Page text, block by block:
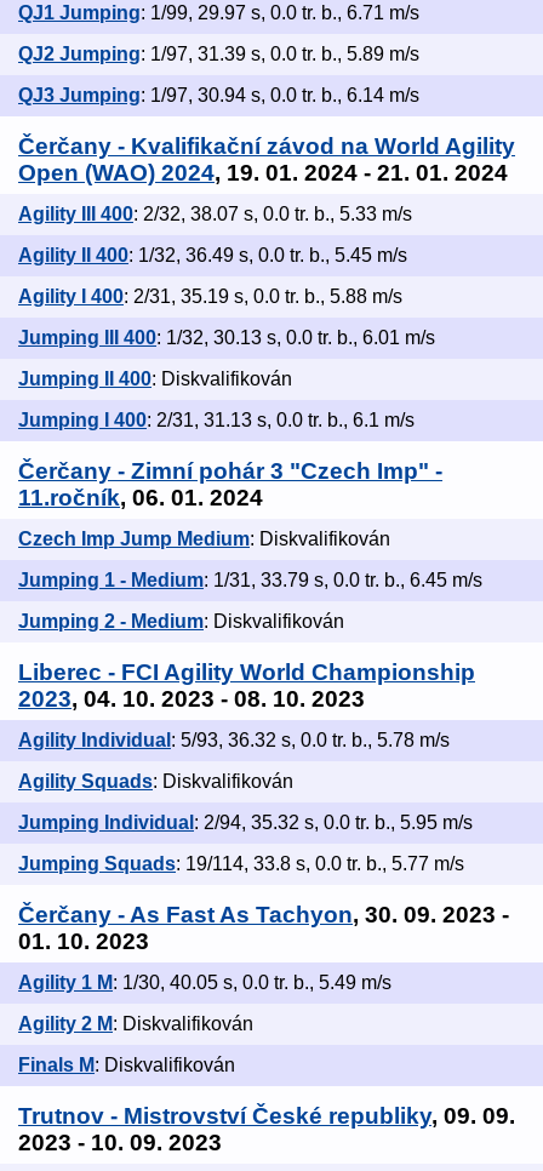
QJ1 Jumping: 1/99, 29.97 s, 0.0 tr. b., 6.71 m/s
QJ2 Jumping: 1/97, 31.39 s, 0.0 tr. b., 5.89 m/s
QJ3 Jumping: 1/97, 30.94 s, 0.0 tr. b., 6.14 m/s
Čerčany - Kvalifikační závod na World Agility
Open (WAO) 2024, 19. 01. 2024 - 21. 01. 2024
Agility III 400: 2/32, 38.07 s, 0.0 tr. b., 5.33 m/s
Agility II 400: 1/32, 36.49 s, 0.0 tr. b., 5.45 m/s
Agility I 400: 2/31, 35.19 s, 0.0 tr. b., 5.88 m/s
Jumping III 400: 1/32, 30.13 s, 0.0 tr. b., 6.01 m/s
Jumping II 400: Diskvalifikován
Jumping I 400: 2/31, 31.13 s, 0.0 tr. b., 6.1 m/s
Čerčany - Zimní pohár 3 "Czech Imp" -
11.ročník, 06. 01. 2024
Czech Imp Jump Medium: Diskvalifikován
Jumping 1 - Medium: 1/31, 33.79 s, 0.0 tr. b., 6.45 m/s
Jumping 2 - Medium: Diskvalifikován
Liberec - FCI Agility World Championship
2023, 04. 10. 2023 - 08. 10. 2023
Agility Individual : 5/93, 36.32 s, 0.0 tr. b., 5.78 m/s
Agility Squads: Diskvalifikován
Jumping Individual : 2/94, 35.32 s, 0.0 tr. b., 5.95 m/s
Jumping Squads: 19/114, 33.8 s, 0.0 tr. b., 5.77 m/s
Čerčany - As Fast As Tachyon, 30. 09. 2023 -
01. 10. 2023
Agility 1 M: 1/30, 40.05 s, 0.0 tr. b., 5.49 m/s
Agility 2 M: Diskvalifikován
Finals M: Diskvalifikován
Trutnov - Mistrovství České republiky, 09. 09.
2023 - 10. 09. 2023